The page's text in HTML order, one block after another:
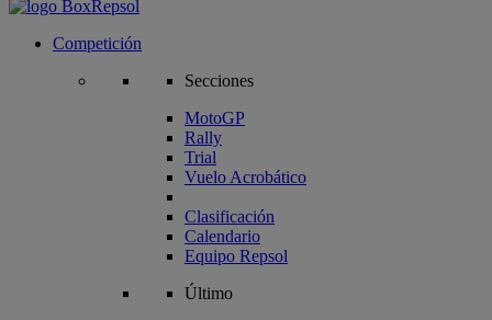
Competición
Secciones
MotoGP
Rally
Trial
Vuelo Acrobático
Clasificación
Calendario
Equipo Repsol
Último